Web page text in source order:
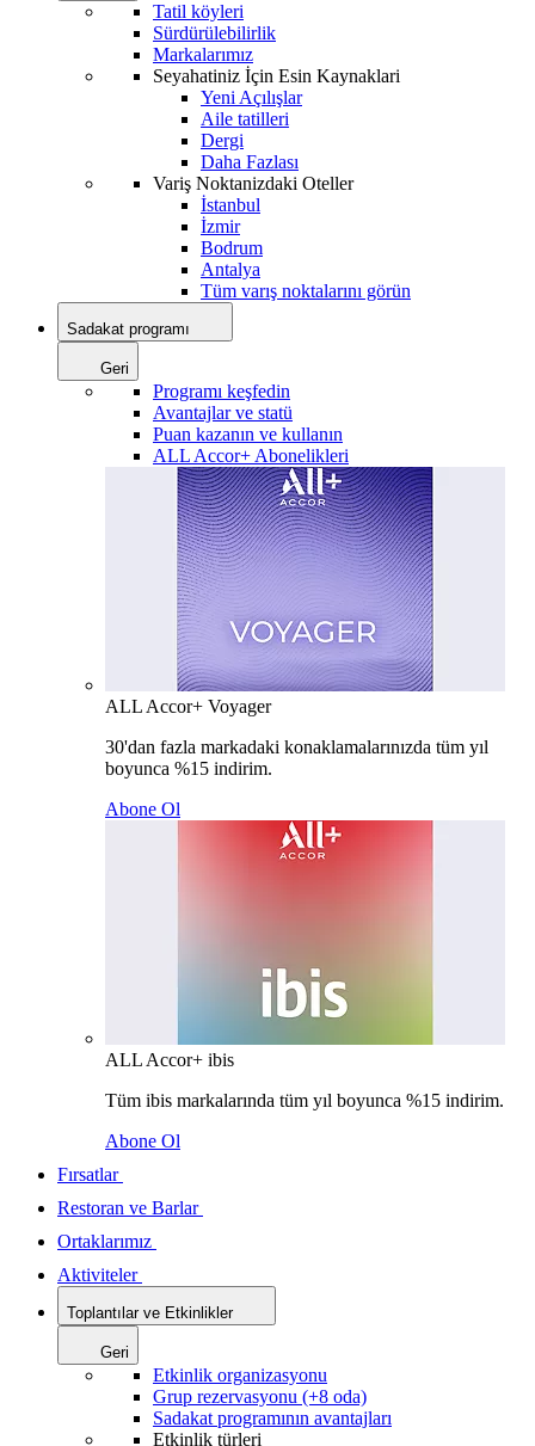
Tatil köyleri
Sürdürülebilirlik
Markalarımız
Seyahatiniz İçin Esin Kaynaklari
Yeni Açılışlar
Aile tatilleri
Dergi
Daha Fazlası
Variş Noktanizdaki Oteller
İstanbul
İzmir
Bodrum
Antalya
Tüm varış noktalarını görün
Sadakat programı
Geri
Programı keşfedin
Avantajlar ve statü
Puan kazanın ve kullanın
ALL Accor+ Abonelikleri
ALL Accor+ Voyager
30'dan fazla markadaki konaklamalarınızda tüm yıl
boyunca %15 indirim.
Abone Ol
ALL Accor+ ibis
Tüm ibis markalarında tüm yıl boyunca %15 indirim.
Abone Ol
Fırsatlar
Restoran ve Barlar
Ortaklarımız
Aktiviteler
Toplantılar ve Etkinlikler
Geri
Etkinlik organizasyonu
Grup rezervasyonu (+8 oda)
Sadakat programının avantajları
Etkinlik türleri